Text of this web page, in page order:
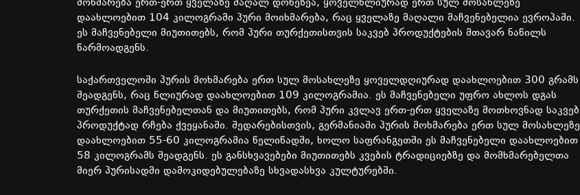
მოხმარება ერთ-ერთ ყველაზე მაღალ დონეზეა, ყოველწლიურად ერთ სულ მოსახლეზე
დაახლოებით 104 კილოგრამი პური მოიხმარება, რაც ყველაზე მაღალი მაჩვენებელია ევროპაში.
ეს მაჩვენებელი მიუთითებს, რომ პური თურქეთისთვის საკვებ პროდუქტების მთავარ ნაწილს
წარმოადგენს.
საქართველოში პურის მოხმარება ერთ სულ მოსახლეზე ყოველდღიურად დაახლოებით 300 გრამს
შეადგენს, რაც წლიურად დაახლოებით 109 კილოგრამია. ეს მაჩვენებელი უფრო ახლოს დგას
თურქეთის მაჩვენებელთან და მიუთითებს, რომ პური კვლავ ერთ-ერთ ყველაზე მოთხოვნად საკვებ
პროდუქტად რჩება ქვეყანაში. შედარებისთვის, გერმანიაში პურის მოხმარება ერთ სულ მოსახლეზე
დაახლოებით 55-60 კილოგრამია წელიწადში, ხოლო საფრანგეთში ეს მაჩვენებელი დაახლოებით
58 კილოგრამს შეადგენს. ეს განსხვავებები მიუთითებს კვების ტრადიციებზე და მომხმარებელთა
მიერ პურისადმი დამოკიდებულებაზე სხვადასხვა კულტურებში.